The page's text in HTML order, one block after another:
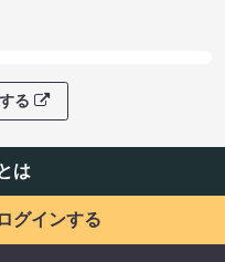
る
は
グインする